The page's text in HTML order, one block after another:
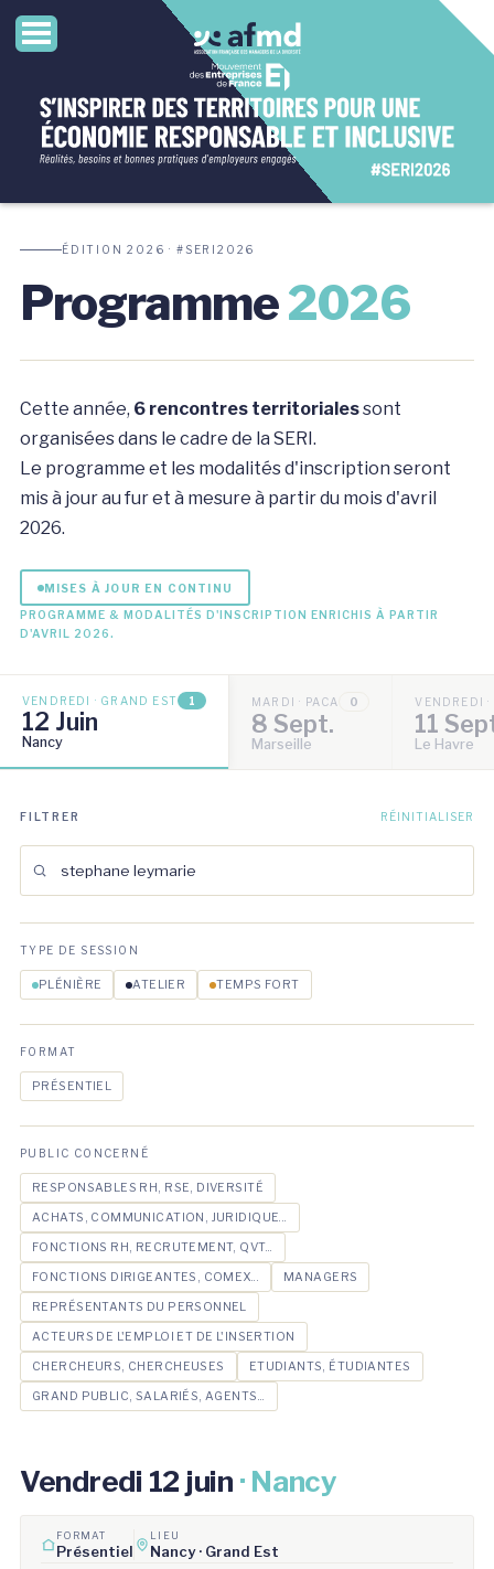
ÉDITION 2026 · #SERI2026
Programme2026
Cette année, 6 rencontres territorialessont
organisées dans le cadre de la SERI.
Le programme et les modalités d'inscription seront
mis à jour au fur et à mesure à partir du mois d'avril
2026.
MISES À JOUR EN CONTINU
PROGRAMME & MODALITÉS D'INSCRIPTION ENRICHIS À PARTIR
D'AVRIL 2026.
VENDREDI · GRAND EST 1
12 Juin
Nancy
MARDI · PACA 0
8 Sept.
Marseille
VENDREDI
11
Le Havre
FILTRER RÉINITIALISER
TYPE DE SESSION
PLÉNIÈRE ATELIER TEMPS FORT
FORMAT
PRÉSENTIEL
PUBLIC CONCERNÉ
RESPONSABLES RH, RSE, DIVERSITÉ
ACHATS, COMMUNICATION, JURIDIQUE...
FONCTIONS RH, RECRUTEMENT, QVT...
FONCTIONS DIRIGEANTES, COMEX... MANAGERS
REPRÉSENTANTS DU PERSONNEL
ACTEURS DE L'EMPLOI ET DE L'INSERTION
CHERCHEURS, CHERCHEUSES ETUDIANTS, ÉTUDIANTES
GRAND PUBLIC, SALARIÉS, AGENTS...
Vendredi 12 juin · Nancy
FORMAT
Présentiel
LIEU
Nancy · Grand Est